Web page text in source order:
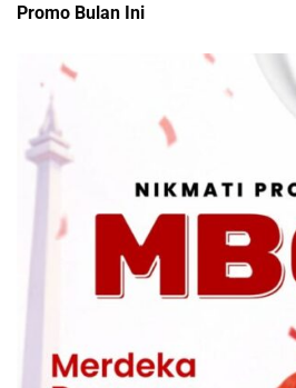
Promo Bulan Ini